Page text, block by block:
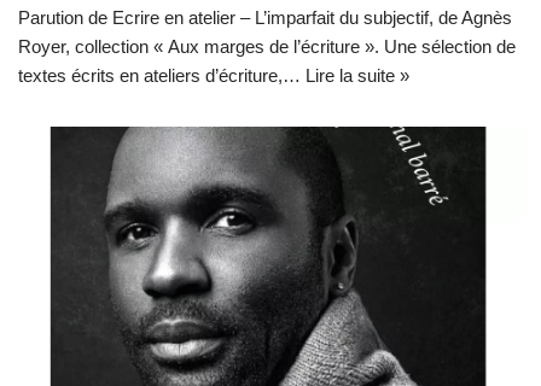
Parution de Ecrire en atelier – L’imparfait du subjectif, de Agnès
Royer, collection « Aux marges de l’écriture ». Une sélection de
textes écrits en ateliers d’écriture,… Lire la suite »